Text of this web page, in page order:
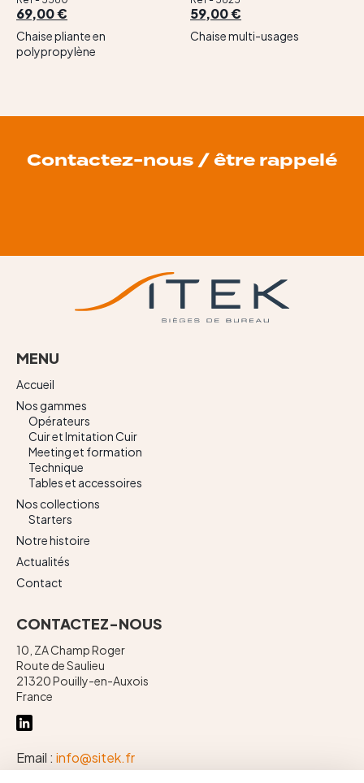
69,00 €
Chaise pliante en
polypropylène
59,00 €
Chaise multi-usages
Contactez-nous / être rappelé
MENU
Accueil
Nos gammes
Opérateurs
Cuir et Imitation Cuir
Meeting et formation
Technique
Tables et accessoires
Nos collections
Starters
Notre histoire
Actualités
Contact
CONTACTEZ-NOUS
10, ZA Champ Roger
Route de Saulieu
21320 Pouilly-en-Auxois
France
Email : info@sitek.fr